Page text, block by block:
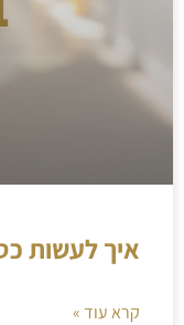
איך לעשות
קרא עוד »